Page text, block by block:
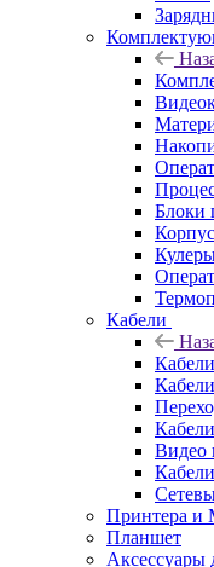
Блоки
Кабели
Кабели
Видео
Принтера
Планшет
Аксессуары